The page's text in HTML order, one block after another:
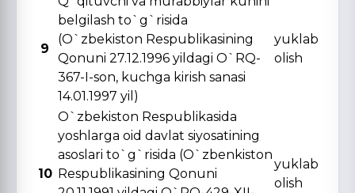
9
belgilash to`g`risida
(O`zbekiston Respublikasining
Qonuni 27.12.1996 yildagi O`RQ-
367-I-son, kuchga kirish sanasi
14.01.1997 yil)
yuklab
olish
10
O`zbekiston Respublikasida
yoshlarga oid davlat siyosatining
asoslari to`g`risida (O`zbenkiston
Respublikasining Qonuni
yuklab
olish